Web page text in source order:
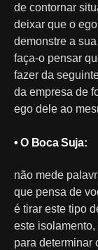
de contornar
deixar que o
demonstre a
faça-o pensar
fazer da
da empresa de
ego dele ao
• O Boca Suja:
não mede
que pensa de
é tirar este tipo
este
para determinar